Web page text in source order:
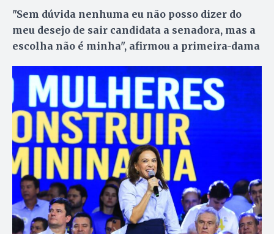
"Sem dúvida nenhuma eu não posso dizer do
meu desejo de sair candidata a senadora, mas a
escolha não é minha", afirmou a primeira-dama